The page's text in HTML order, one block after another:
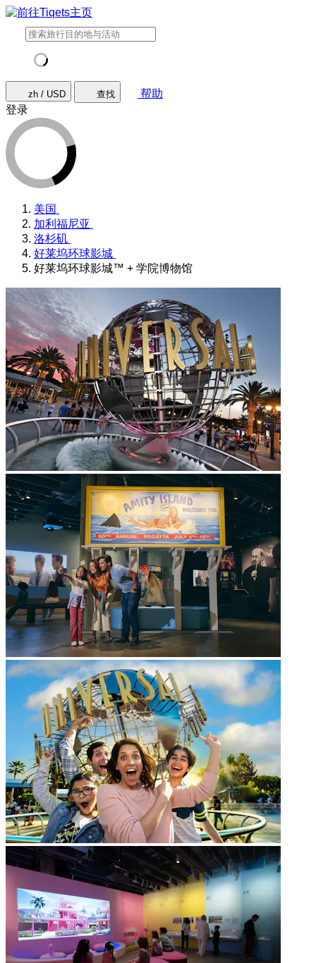
zh / USD 查找
帮助
登录
美国
加利福尼亚
洛杉矶
好莱坞环球影城
好莱坞环球影城™ + 学院博物馆